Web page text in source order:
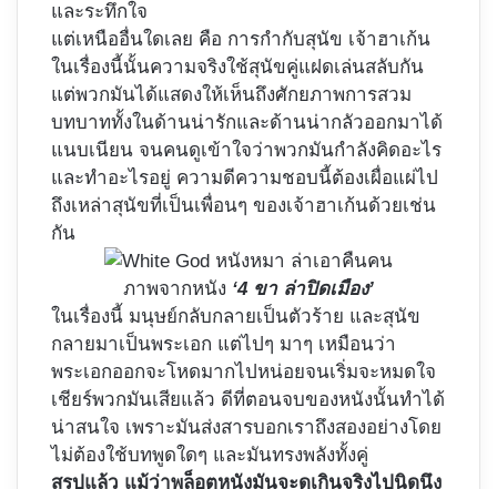
และระทึกใจ
แต่เหนืออื่นใดเลย คือ การกำกับสุนัข เจ้าฮาเก้น
ในเรื่องนี้นั้นความจริงใช้สุนัขคู่แฝดเล่นสลับกัน
แต่พวกมันได้แสดงให้เห็นถึงศักยภาพการสวม
บทบาททั้งในด้านน่ารักและด้านน่ากลัวออกมาได้
แนบเนียน จนคนดูเข้าใจว่าพวกมันกำลังคิดอะไร
และทำอะไรอยู่ ความดีความชอบนี้ต้องเผื่อแผ่ไป
ถึงเหล่าสุนัขที่เป็นเพื่อนๆ ของเจ้าฮาเก้นด้วยเช่น
กัน
ภาพจากหนัง ‘4 ขา ล่าปิดเมือง’
ในเรื่องนี้ มนุษย์กลับกลายเป็นตัวร้าย และสุนัข
กลายมาเป็นพระเอก แต่ไปๆ มาๆ เหมือนว่า
พระเอกออกจะโหดมากไปหน่อยจนเริ่มจะหมดใจ
เชียร์พวกมันเสียแล้ว ดีที่ตอนจบของหนังนั้นทำได้
น่าสนใจ เพราะมันส่งสารบอกเราถึงสองอย่างโดย
ไม่ต้องใช้บทพูดใดๆ และมันทรงพลังทั้งคู่
สรุปแล้ว แม้ว่าพล็อตหนังมันจะดูเกินจริงไปนิดนึง